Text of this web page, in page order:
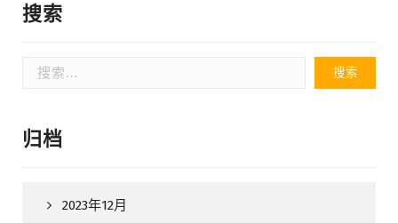
搜索
归档
2023年12月